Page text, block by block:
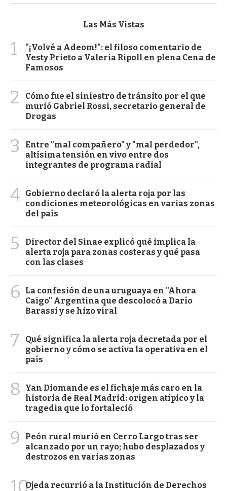
Las Más Vistas
1
"¡Volvé a Adeom!": el filoso comentario de
Yesty Prieto a Valeria Ripoll en plena Cena de
Famosos
2
Cómo fue el siniestro de tránsito por el que
murió Gabriel Rossi, secretario general de
Drogas
3
Entre "mal compañero" y "mal perdedor",
altísima tensión en vivo entre dos
integrantes de programa radial
4 Gobierno declaró la alerta roja por las
condiciones meteorológicas en varias zonas
del país
5
Director del Sinae explicó qué implica la
alerta roja para zonas costeras y qué pasa
con las clases
6
La confesión de una uruguaya en "Ahora
Caigo" Argentina que descolocó a Darío
Barassi y se hizo viral
7
Qué significa la alerta roja decretada por el
gobierno y cómo se activa la operativa en el
país
8
Yan Diomande es el fichaje más caro en la
historia de Real Madrid: origen atípico y la
tragedia que lo fortaleció
9
Peón rural murió en Cerro Largo tras ser
alcanzado por un rayo; hubo desplazados y
destrozos en varias zonas
10Ojeda recurrió a la Institución de Derechos